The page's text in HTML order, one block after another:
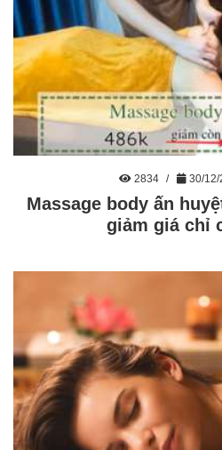
2834 30/12/
Massage body ấn
giảm giá chỉ